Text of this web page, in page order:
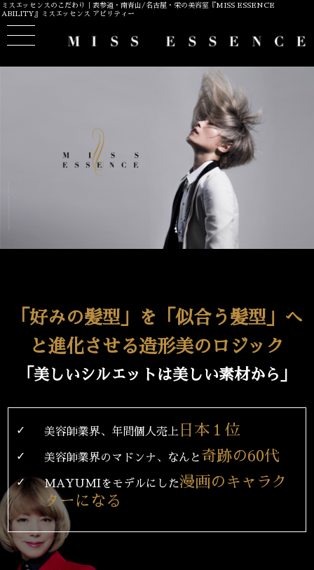
ミスエッセンスのこだわり｜表参道・南青山/名古屋・栄の美容室『MISS ESSENCE
ABILITY』ミスエッセンス アビリティー
「好みの髪型」を「似合う髪型」へ
と進化させる造形美のロジック
「美しいシルエットは美しい素材から」
✓ 美容師業界、年間個人売上 日本１位
✓ 美容師業界のマドンナ、なんと 奇跡の60代
✓ MAYUMIをモデルにした漫画のキャラク
ターになる